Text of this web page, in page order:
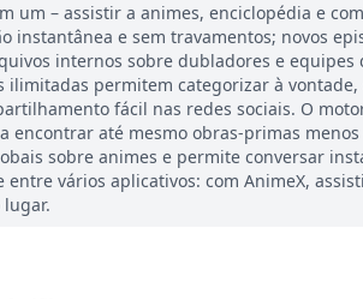
um – assistir a animes, enciclopédia e
instantânea e sem travamentos; novos
internos sobre dubladores e
ilimitadas permitem categorizar à
fácil nas redes sociais. O
encontrar até mesmo obras-primas
sobre animes e permite conversar
entre vários aplicativos: com AnimeX,